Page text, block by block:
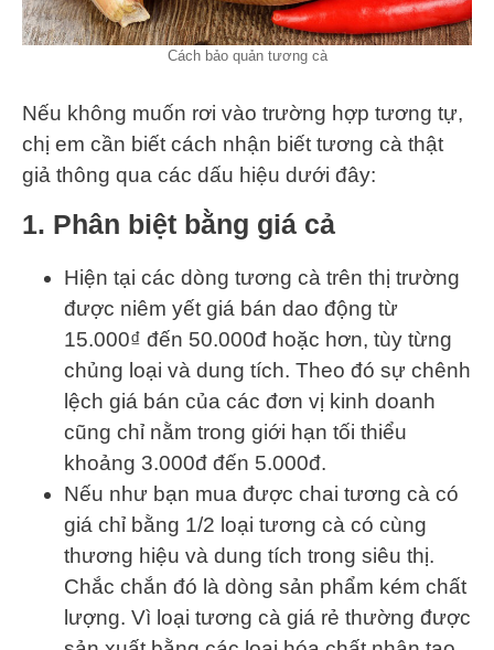
Cách bảo quản tương cà
Nếu không muốn rơi vào trường hợp tương tự,
chị em cần biết cách nhận biết tương cà thật
giả thông qua các dấu hiệu dưới đây:
1. Phân biệt bằng giá cả
Hiện tại các dòng tương cà trên thị trường
được niêm yết giá bán dao động từ
15.000₫ đến 50.000đ hoặc hơn, tùy từng
chủng loại và dung tích. Theo đó sự chênh
lệch giá bán của các đơn vị kinh doanh
cũng chỉ nằm trong giới hạn tối thiểu
khoảng 3.000đ đến 5.000đ.
Nếu như bạn mua được chai tương cà có
giá chỉ bằng 1/2 loại tương cà có cùng
thương hiệu và dung tích trong siêu thị.
Chắc chắn đó là dòng sản phẩm kém chất
lượng. Vì loại tương cà giá rẻ thường được